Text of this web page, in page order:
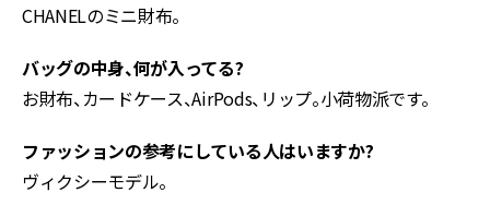
CHANELのミニ財布。
バッグの中身、何が入ってる?
お財布、カードケース、AirPods、リップ。小荷物派です。
ファッションの参考にしている人はいますか?
ヴィクシーモデル。